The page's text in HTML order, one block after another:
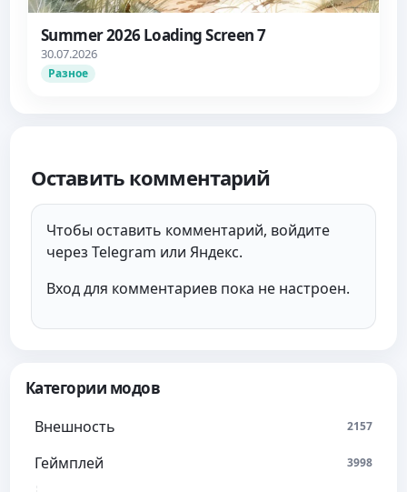
Категории модов
Внешность 2157
Геймплей 3998
Summer 2026 Loading Screen 7
30.07.2026
Разное
Оставить комментарий
Чтобы оставить комментарий, войдите
через Telegram или Яндекс.
Вход для комментариев пока не настроен.